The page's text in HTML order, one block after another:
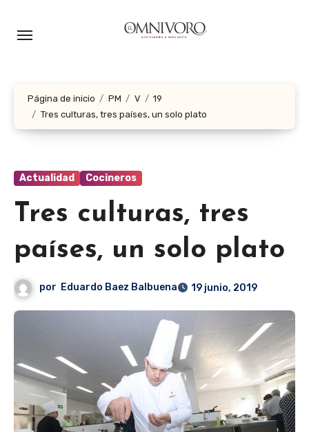
Página de inicio PM V
19
Tres culturas, tres países, un solo plato
Actualidad Cocineros
Tres culturas, tres
países, un solo plato
por Eduardo Baez Balbuena 19 junio, 2019